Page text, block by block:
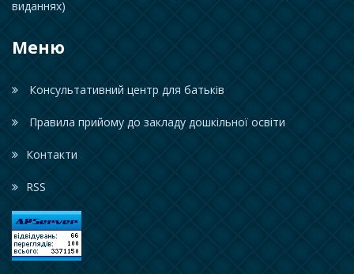
виданнях)
Меню
Консультативний центр для батьків
Правила прийому до закладу дошкільної освіти
Контакти
RSS